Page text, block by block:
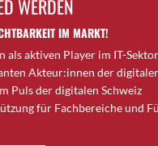
WERDEN
IM MARKT!
als aktiven Player im IT-Sektor
Akteur:innen der
Puls der digitalen Schweiz
für Fachbereiche und